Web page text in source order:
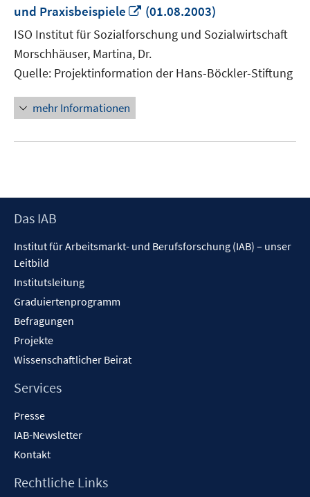
und Praxisbeispiele
In
neuem
Fenster
öffnen
(01.08.2003)
ISO Institut für Sozialforschung und Sozialwirtschaft
Morschhäuser, Martina, Dr.
Quelle: Projektinformation der Hans-Böckler-Stiftung
mehr Informationen
Footer
Das IAB
Institut für Arbeitsmarkt- und Berufsforschung (IAB) – unser
Leitbild
Institutsleitung
Graduiertenprogramm
Befragungen
Projekte
Wissenschaftlicher Beirat
Services
Presse
IAB-Newsletter
Kontakt
Rechtliche Links